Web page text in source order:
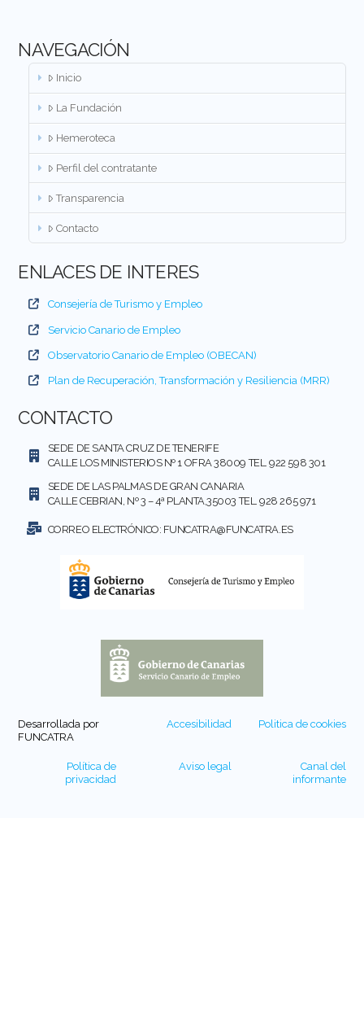
NAVEGACIÓN
Inicio
La Fundación
Hemeroteca
Perfil del contratante
Transparencia
Contacto
ENLACES DE INTERES
Consejería de Turismo y Empleo
Servicio Canario de Empleo
Observatorio Canario de Empleo (OBECAN)
Plan de Recuperación, Transformación y Resiliencia (MRR)
CONTACTO
SEDE DE SANTA CRUZ DE TENERIFE
CALLE LOS MINISTERIOS Nº 1 OFRA 38009 TEL. 922 598 301
SEDE DE LAS PALMAS DE GRAN CANARIA
CALLE CEBRIAN, Nº 3 – 4ª PLANTA,35003 TEL. 928 265 971
CORREO ELECTRÓNICO: FUNCATRA@FUNCATRA.ES
Desarrollada por
FUNCATRA
Accesibilidad Politica de cookies
Política de
privacidad
Aviso legal
Canal del
informante